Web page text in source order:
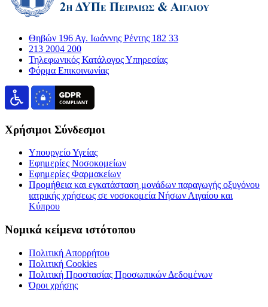
Θηβών 196 Αγ. Ιωάννης Ρέντης 182 33
213 2004 200
Τηλεφωνικός Κατάλογος Υπηρεσίας
Φόρμα Επικοινωνίας
Χρήσιμοι Σύνδεσμοι
Υπουργείο Υγείας
Εφημερίες Νοσοκομείων
Εφημερίες Φαρμακείων
Προμήθεια και εγκατάσταση μονάδων παραγωγής οξυγόνου
ιατρικής χρήσεως σε νοσοκομεία Νήσων Αιγαίου και
Κύπρου
Νομικά κείμενα ιστότοπου
Πολιτική Απορρήτου
Πολιτική Cookies
Πολιτική Προστασίας Προσωπικών Δεδομένων
Όροι χρήσης